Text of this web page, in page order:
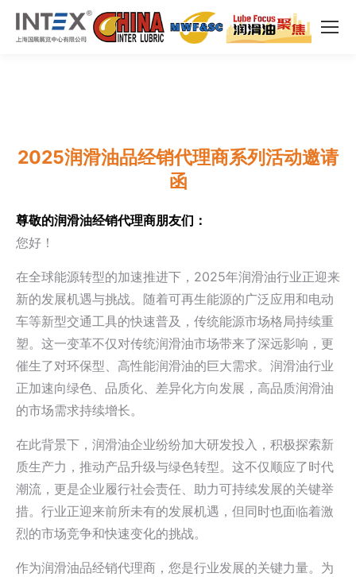
2025润滑油品经销代理商系列活动邀请
函
尊敬的润滑油经销代理商朋友们：
您好！
在全球能源转型的加速推进下，2025年润滑油行业正迎来
新的发展机遇与挑战。随着可再生能源的广泛应用和电动
车等新型交通工具的快速普及，传统能源市场格局持续重
塑。这一变革不仅对传统润滑油市场带来了深远影响，更
催生了对环保型、高性能润滑油的巨大需求。润滑油行业
正加速向绿色、品质化、差异化方向发展，高品质润滑油
的市场需求持续增长。
在此背景下，润滑油企业纷纷加大研发投入，积极探索新
质生产力，推动产品升级与绿色转型。这不仅顺应了时代
潮流，更是企业履行社会责任、助力可持续发展的关键举
措。行业正迎来前所未有的发展机遇，但同时也面临着激
烈的市场竞争和快速变化的挑战。
作为润滑油品经销代理商，您是行业发展的关键力量。为